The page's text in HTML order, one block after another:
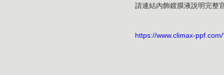
請連結內飾鍍膜液說明完整
https://www.climax-